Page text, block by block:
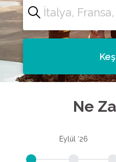
Ne
Eylül ‘26